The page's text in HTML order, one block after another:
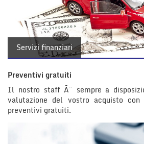
Servizi finanziari
Preventivi gratuiti
Il nostro staff Ã¨ sempre a
valutazione del vostro acquisto con
preventivi gratuiti.
Cookie per il miglioramento
Cookie analitici
Leggi
la